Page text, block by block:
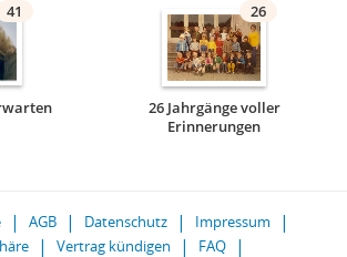
41 26
26 Jahrgänge voller
Erinnerungen
AGB Datenschutz
Impressum
Vertrag kündigen
FAQ